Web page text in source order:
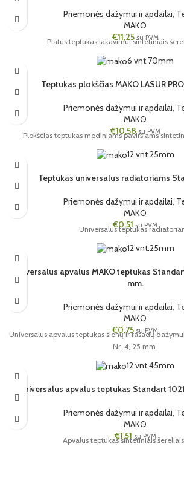
Priemonės dažymui ir apdailai,
MAKO
€11,25 su PVM
Platus teptukas lakavimui sintetiniais
6 vnt.70mm
Teptukas plokščias MAKO LASUR
Priemonės dažymui ir apdailai,
MAKO
€10,58 su PVM
Plokščias teptukas mediniams paviršiams
12 vnt.25mm
Teptukas universalus radiatoriams
Priemonės dažymui ir apdailai,
MAKO
€0,51 su PVM
Universalus teptukas
12 vnt.25mm
Universalus apvalus MAKO teptukas
mm.
Priemonės dažymui ir apdailai,
MAKO
€0,75 su PVM
Universalus apvalus teptukas sienų ir fasadų
Nr. 4, 25 mm.
12 vnt.45mm
Universalus apvalus teptukas Standart
Priemonės dažymui ir apdailai,
MAKO
€1,51 su PVM
Apvalus teptukas sintetiniais